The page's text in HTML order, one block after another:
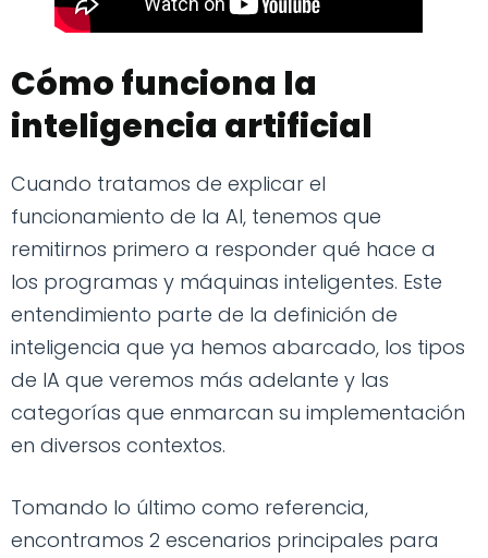
Cómo funciona la
inteligencia artificial
Cuando tratamos de explicar el
funcionamiento de la AI, tenemos que
remitirnos primero a responder qué hace a
los programas y máquinas inteligentes. Este
entendimiento parte de la definición de
inteligencia que ya hemos abarcado, los tipos
de IA que veremos más adelante y las
categorías que enmarcan su implementación
en diversos contextos.
Tomando lo último como referencia,
encontramos 2 escenarios principales para